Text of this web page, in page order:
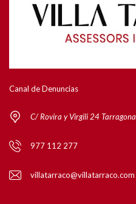
Canal de Denuncias
C/ Rovira y Virgili 24 Tarragona
977 112 277
villatarraco@villatarraco.com